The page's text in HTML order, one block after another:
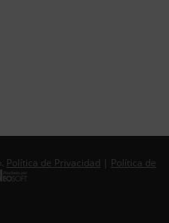
Política de Privacidad
Política de